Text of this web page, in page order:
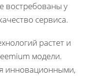
востребованы у
сервиса.
растет и
модели.
инновационными,